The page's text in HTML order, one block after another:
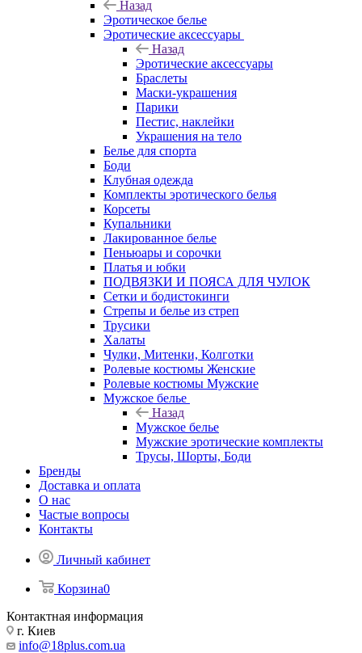
Назад
Эротическое белье
Эротические аксессуары
Назад
Эротические аксессуары
Браслеты
Маски-украшения
Парики
Пестис, наклейки
Украшения на тело
Белье для спорта
Боди
Клубная одежда
Комплекты эротического белья
Корсеты
Купальники
Лакированное белье
Пеньюары и сорочки
Платья и юбки
ПОДВЯЗКИ И ПОЯСА ДЛЯ ЧУЛОК
Сетки и бодистокинги
Стрепы и белье из стреп
Трусики
Халаты
Чулки, Митенки, Колготки
Ролевые костюмы Женские
Ролевые костюмы Мужские
Мужское белье
Назад
Мужское белье
Мужские эротические комплекты
Трусы, Шорты, Боди
Бренды
Доставка и оплата
О нас
Частые вопросы
Контакты
Личный кабинет
Корзина0
Контактная информация
г. Киев
info@18plus.com.ua